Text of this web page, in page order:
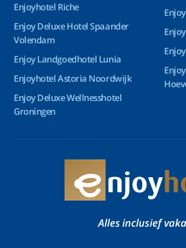
Enjoyhotel Riche
Enjoy Deluxe Hotel Spaander
Volendam
Enjoy Landgoedhotel Lunia
Enjoyhotel Astoria Noordwijk
Enjoy Deluxe Wellnesshotel
Groningen
Alles inclusief